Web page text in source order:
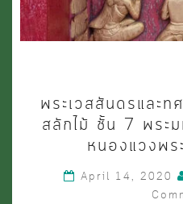
พระเวสสันดรและท
สลักไม้ ชั้น 7 พระ
หนองแวงพร
April 14, 2020